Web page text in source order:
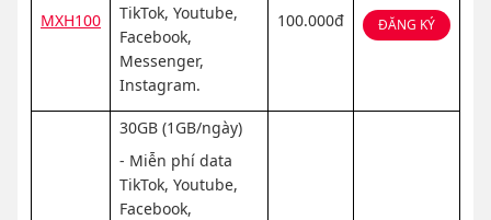
MXH100
TikTok, Youtube,
Facebook,
Messenger,
Instagram.
100.000đ ĐĂNG KÝ
30GB (1GB/ngày)
- Miễn phí data
TikTok, Youtube,
Facebook,